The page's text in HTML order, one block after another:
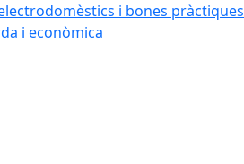
i bones pràctiques
i econòmica